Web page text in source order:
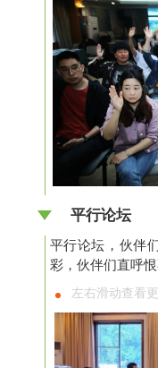
平行论坛
平行论坛，伙伴
彩，伙伴们直呼
左右滑动查看